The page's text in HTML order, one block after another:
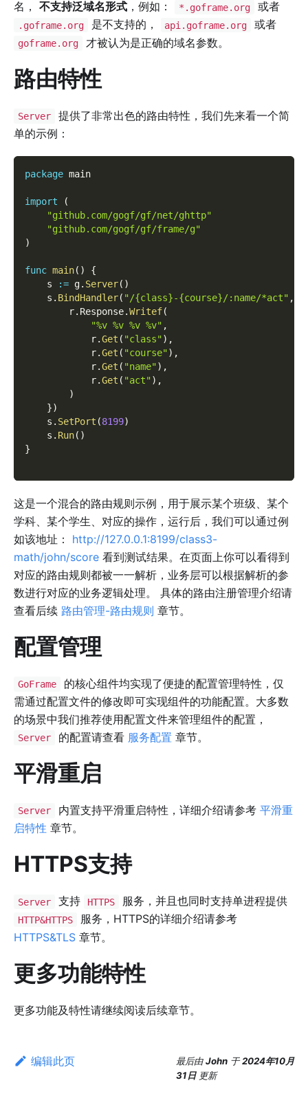
名， 不支持泛域名形式 ，例如： *.goframe.org 或者
.goframe.org 是不支持的， api.goframe.org 或者
goframe.org 才被认为是正确的域名参数。
路由特性
Server
提供了非常出色的路由特性，我们先来看一个简
单的示例：
package main
import
(
"github.com/gogf/gf/net/ghttp"
"github.com/gogf/gf/frame/g"
)
func main( )
{
    s
:= g. Server( )
    s
. BindHandler( "/{class}-{course}/:name/*act" ,
        r
. Response.Writef(
"%v %v %v %v" ,
            r
.Get ( "class") ,
            r
.Get ( "course") ,
            r
.Get ( "name") ,
            r
.Get ( "act") ,
)
})
    s
. SetPort (8199)
    s
. Run( )
}
这是一个混合的路由规则示例，用于展示某个班级、某个
学科、某个学生、对应的操作，运行后，我们可以通过例
如该地址： http://127.0.0.1:8199/class3-
math/john/score 看到测试结果。在页面上你可以看得到
对应的路由规则都被一一解析，业务层可以根据解析的参
数进行对应的业务逻辑处理。 具体的路由注册管理介绍请
查看后续 路由管理-路由规则 章节。
配置管理
GoFrame
的核心组件均实现了便捷的配置管理特性，仅
需通过配置文件的修改即可实现组件的功能配置。大多数
的场景中我们推荐使用配置文件来管理组件的配置，
Server 的配置请查看 服务配置 章节。
平滑重启
Server 内置支持平滑重启特性，详细介绍请参考 平滑重
启特性 章节。
HTTPS支持
Server 支持 HTTPS 服务，并且也同时支持单进程提供
HTTP&HTTPS
服务，HTTPS的详细介绍请参考
HTTPS&TLS 章节。
更多功能特性
更多功能及特性请继续阅读后续章节。
编辑此页 最后由John 于2024年10月
31日 更新